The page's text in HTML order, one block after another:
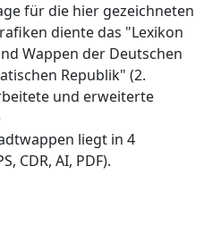
für die hier gezeichneten
diente das "Lexikon
Wappen der Deutschen
Republik" (2.
und erweiterte
liegt in 4
CDR, AI, PDF).